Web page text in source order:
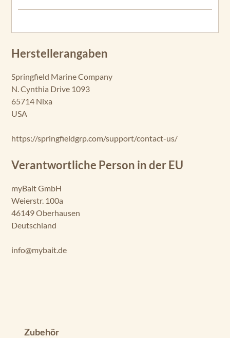
Herstellerangaben
Springfield Marine Company
N. Cynthia Drive 1093
65714 Nixa
USA
https://springfieldgrp.com/support/contact-us/
Verantwortliche Person in der EU
myBait GmbH
Weierstr. 100a
46149 Oberhausen
Deutschland
info@mybait.de
Produktgalerie überspringen
Zubehör